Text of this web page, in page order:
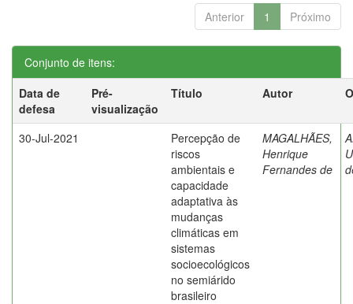
Anterior 1 Próximo
Conjunto de itens:
Data de
defesa
Pré-
visualização
Título Autor
30-Jul-2021
Percepção de
riscos
ambientais e
capacidade
adaptativa às
mudanças
climáticas em
sistemas
socioecológicos
no semiárido
brasileiro
MAGALHÃES,
Henrique
Fernandes de